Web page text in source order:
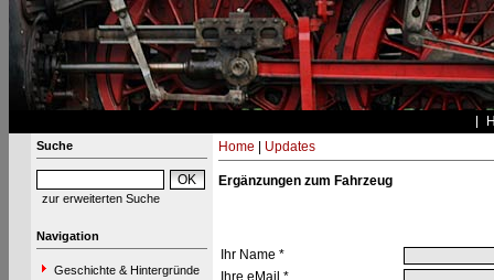
Suche
zur erweiterten Suche
Navigation
Geschichte & Hintergründe
Home Updates
Ergänzungen zum Fahrzeug
Ihr Name *
Ihre eMail *